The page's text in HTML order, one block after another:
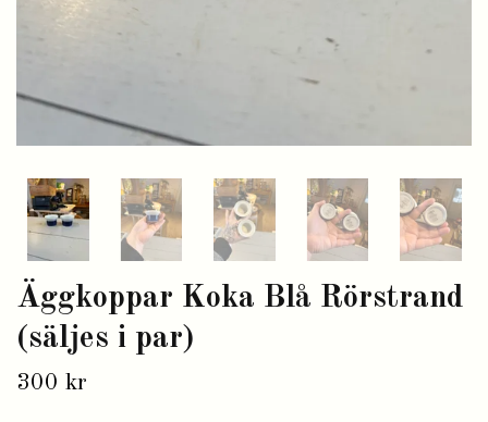
Äggkoppar Koka Blå Rörstrand
(säljes i par)
300 kr